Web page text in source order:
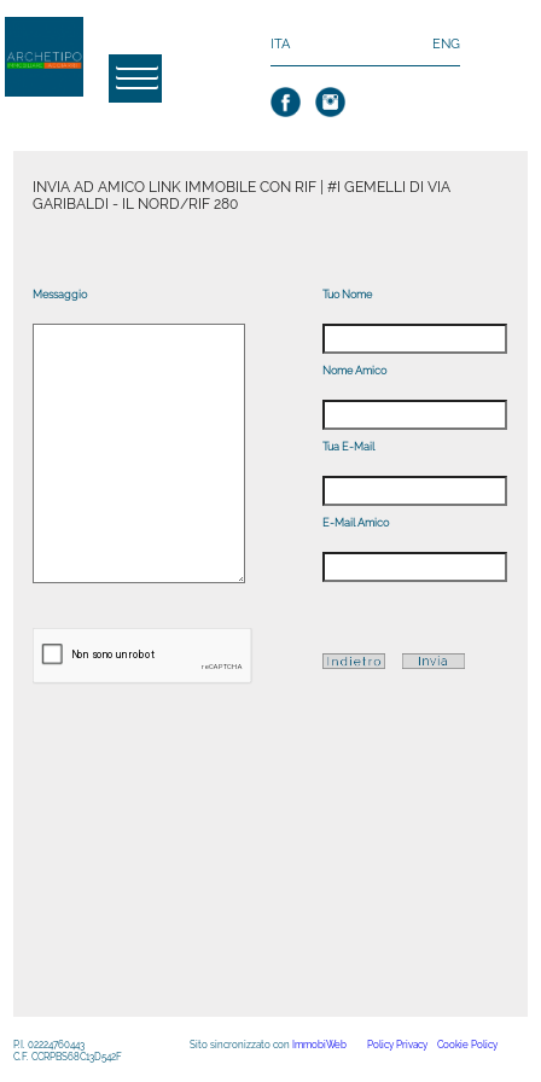
ITA ENG
P.I. 02224760443
C.F. CCRPBS68C13D542F
Sito sincronizzato con ImmobiWeb
INVIA AD AMICO LINK IMMOBILE CON RIF | #I GEMELLI DI VIA
GARIBALDI - IL NORD/RIF 280
Messaggio Tuo Nome
Nome Amico
Tua E-Mail
E-Mail Amico
Policy Privacy Cookie Policy